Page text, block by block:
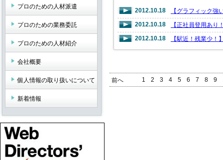
プロのための人材派遣
プロのための業務委託
プロのための人材紹介
会社概要
個人情報の取り扱いについて
新着情報
2012.10.18
【グラフィック強
2012.10.18
【正社員登用あ
2012.10.18
【駅近！残業少
前へ 1 2 3 4 5 6 7 8 9